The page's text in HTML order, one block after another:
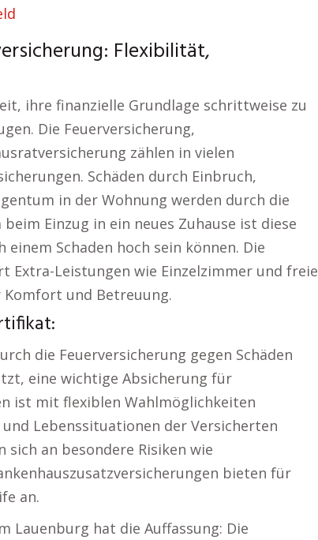
Flexibilität,
ihre finanzielle Grundlage schrittweise zu
Die Feuerversicherung,
zählen in vielen
Schäden durch Einbruch,
in der Wohnung werden durch die
Einzug in ein neues Zuhause ist diese
Schaden hoch sein können. Die
Extra-Leistungen wie Einzelzimmer und freie
und Betreuung.
die Feuerversicherung gegen Schäden
eine wichtige Absicherung für
ist mit flexiblen Wahlmöglichkeiten
Lebenssituationen der Versicherten
sich an besondere Risiken wie
bieten für
an.
Lauenburg hat die Auffassung: Die